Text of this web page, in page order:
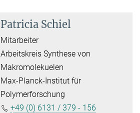
Patricia Schiel
Mitarbeiter
Arbeitskreis Synthese von
Makromolekuelen
Max-Planck-Institut für
Polymerforschung
+49 (0) 6131 / 379 - 156